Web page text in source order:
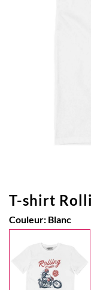
T-shirt
Couleur: Blanc